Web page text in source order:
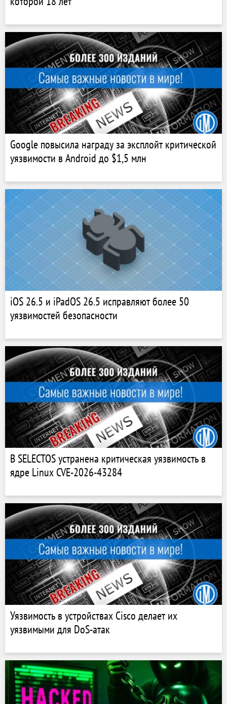
Google повысила награду за эксплойт критической
уязвимости в Android до $1,5 млн
iOS 26.5 и iPadOS 26.5 исправляют более 50
уязвимостей безопасности
В SELECTOS устранена критическая уязвимость в
ядре Linux CVE-2026-43284
Уязвимость в устройствах Cisco делает их
уязвимыми для DoS-атак